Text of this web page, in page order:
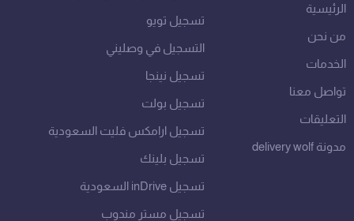
m
الرئيسية
من نحن
الخدمات
تواصل معنا
التعليقات
مدونة delivery wolf
تسجيل تويو
التسجيل في وصليني
تسجيل نينجا
تسجيل بولت
تسجيل ارامكس فليت السعودية
تسجيل بلينك
تسجيل inDrive السعودية
تسجيل مستر مندوب